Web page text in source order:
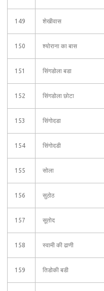
149 शेखीवास
150 श्योराना का बास
151 सिंगडोला बडा
152 सिंगडोला छोटा
153 सिंगोदडा
154 सिंगोदडी
155 सोला
156 सुठोठ
157 सूतोद
158 स्वामी की ढाणी
159 तिडोकी बडी